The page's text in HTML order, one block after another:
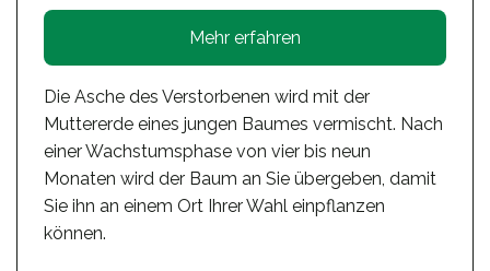
Mehr erfahren
Die Asche des Verstorbenen wird mit der
Muttererde eines jungen Baumes vermischt. Nach
einer Wachstumsphase von vier bis neun
Monaten wird der Baum an Sie übergeben, damit
Sie ihn an einem Ort Ihrer Wahl einpflanzen
können.